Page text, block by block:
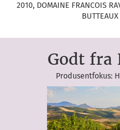
2010, DOMAINE FRANCOIS
Godt fra
Produsentfokus: